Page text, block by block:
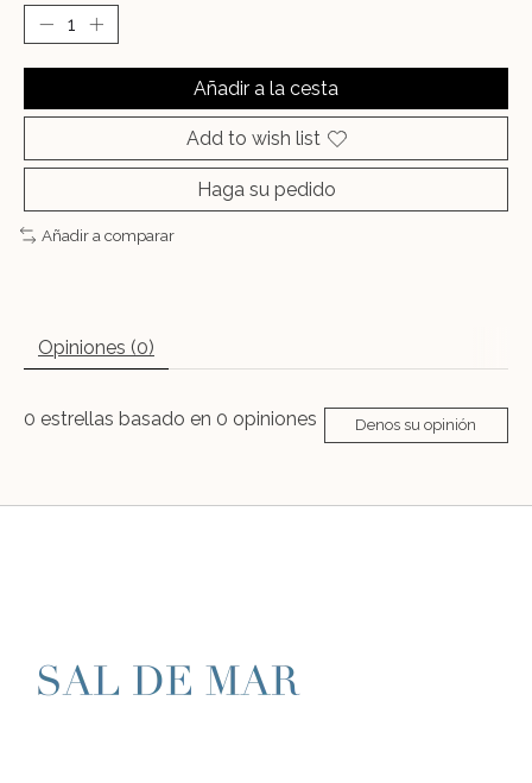
Añadir a la cesta
Add to wish list
Haga su pedido
Añadir a comparar
Opiniones (0)
0 estrellas basado en 0 opiniones Denos su opinión